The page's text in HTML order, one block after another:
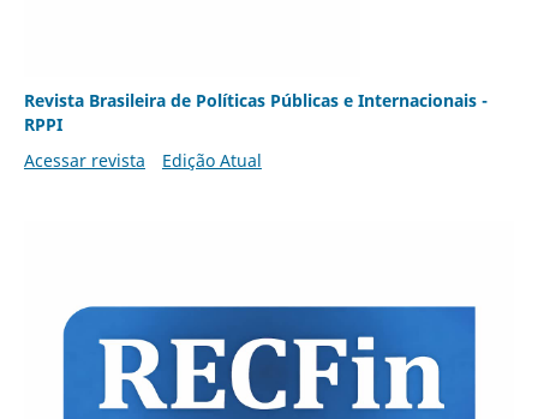
Revista Brasileira de Políticas Públicas e Internacionais -
RPPI
Acessar revista
Edição Atual